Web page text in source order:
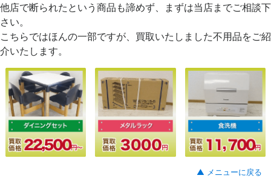
他店で断られたという商品も諦めず、まずは当店までご相談下
さい。
こちらではほんの一部ですが、買取いたしました不用品をご紹
介いたします。
▲ メニューに戻る